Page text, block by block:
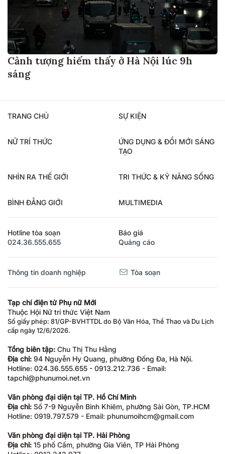
Cảnh tượng hiếm thấy ở Hà Nội lúc 9h
sáng
TRANG CHỦ SỰ KIỆN
NỮ TRÍ THỨC
ỨNG DỤNG & ĐỔI MỚI SÁNG
TẠO
NHÌN RA THẾ GIỚI TRI THỨC & KỸ NĂNG SỐNG
BÌNH ĐẲNG GIỚI MULTIMEDIA
Hotline tòa soạn
024.36.555.655
Báo giá
Quảng cáo
Thông tin doanh nghiệp Tòa soạn
Tạp chí điện tử Phụ nữ Mới
Thuộc Hội Nữ trí thức Việt Nam
Số giấy phép: 81/GP-BVHTTDL do Bộ Văn Hóa, Thể Thao và Du Lịch
cấp ngày 12/6/2026.
Tổng biên tập: Chu Thị Thu Hằng
Địa chỉ: 94 Nguyễn Hy Quang, phường Đống Đa, Hà Nội.
Hotline: 024.36.555.655 - 0913.212.736 - Email:
tapchi@phunumoi.net.vn
Văn phòng đại diện tại TP. Hồ Chí Minh
Địa chỉ: Số 7-9 Nguyễn Bỉnh Khiêm, phường Sài Gòn, TP.HCM
Hotline: 0919.797.579 - Email: phunumoihcm@gmail.com
Văn phòng đại diện tại TP. Hải Phòng
Địa chỉ: 15 phố Cấm, phường Gia Viên, TP Hải Phòng